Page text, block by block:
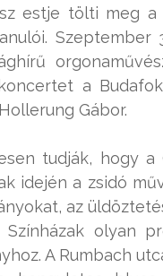
estje tölti meg a
a
Gábor.
tudják, hogy
idején a zsidó
az
Színházak olyan
A Rumbach